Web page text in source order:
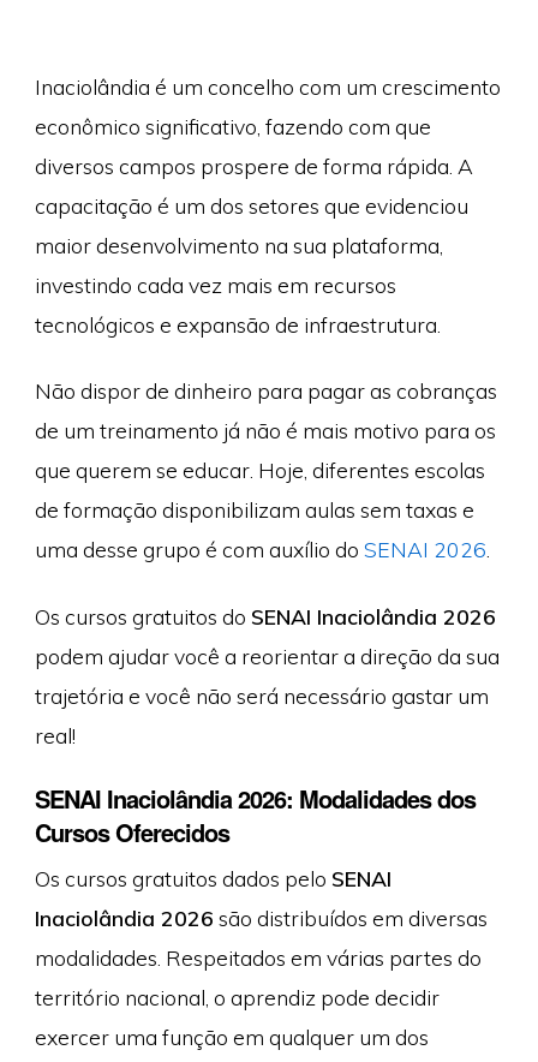
Inaciolândia é um concelho com um crescimento
econômico significativo, fazendo com que
diversos campos prospere de forma rápida. A
capacitação é um dos setores que evidenciou
maior desenvolvimento na sua plataforma,
investindo cada vez mais em recursos
tecnológicos e expansão de infraestrutura.
Não dispor de dinheiro para pagar as cobranças
de um treinamento já não é mais motivo para os
que querem se educar. Hoje, diferentes escolas
de formação disponibilizam aulas sem taxas e
uma desse grupo é com auxílio do SENAI 2026
Os cursos gratuitos do SENAI Inaciolândia 2026
podem ajudar você a reorientar a direção da sua
trajetória e você não será necessário gastar um
real!
SENAI Inaciolândia 2026: Modalidades dos
Cursos Oferecidos
Os cursos gratuitos dados pelo SENAI
Inaciolândia 2026 são distribuídos em diversas
modalidades. Respeitados em várias partes do
território nacional, o aprendiz pode decidir
exercer uma função em qualquer um dos